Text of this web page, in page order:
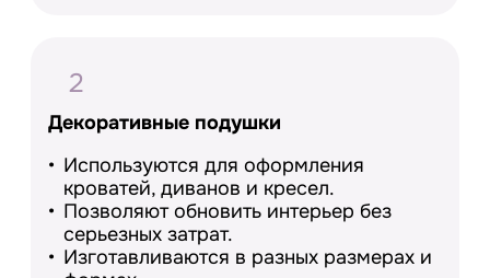
2
Декоративные подушки
Используются для оформления
кроватей, диванов и кресел.
Позволяют обновить интерьер без
серьезных затрат.
Изготавливаются в разных размерах и